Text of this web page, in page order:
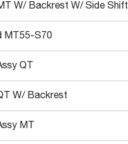
W/ Backrest W/ Side Shift
MT55-S70
QT
W/ Backrest
MT